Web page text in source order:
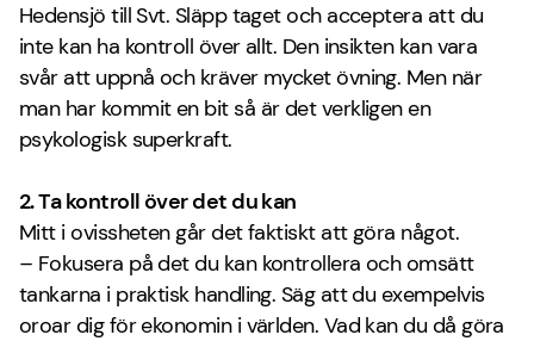
Hedensjö till Svt. Släpp taget och acceptera att du
inte kan ha kontroll över allt. Den insikten kan vara
svår att uppnå och kräver mycket övning. Men när
man har kommit en bit så är det verkligen en
psykologisk superkraft.
2. Ta kontroll över det du kan
Mitt i ovissheten går det faktiskt att göra något.
– Fokusera på det du kan kontrollera och omsätt
tankarna i praktisk handling. Säg att du exempelvis
oroar dig för ekonomin i världen. Vad kan du då göra